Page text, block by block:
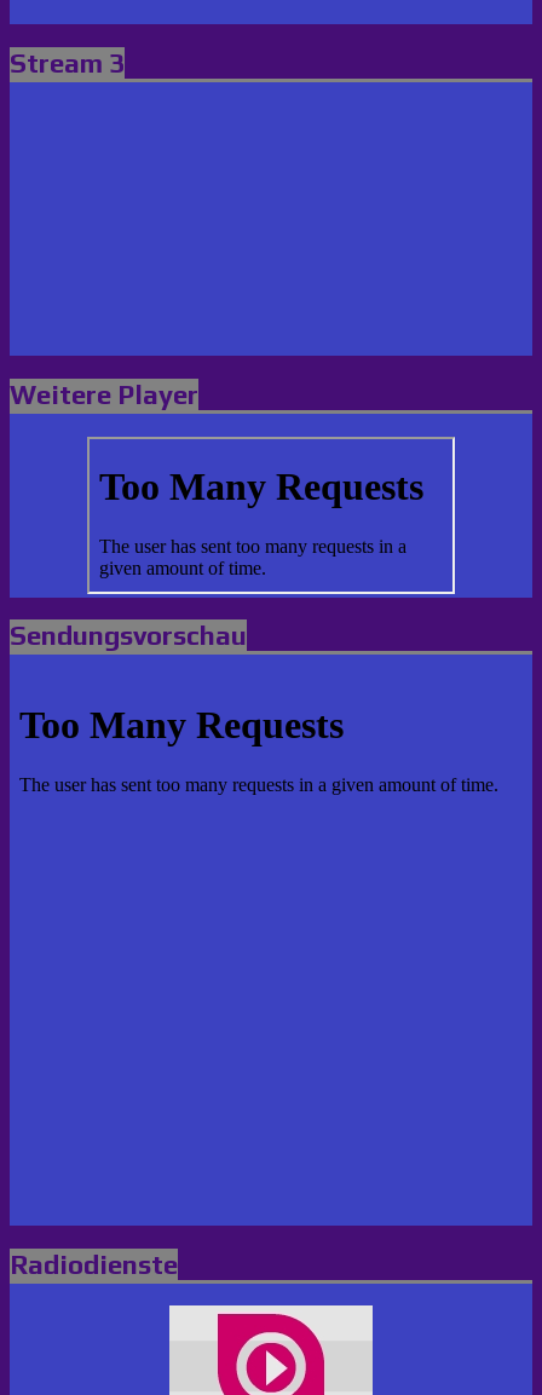
Stream 3
Weitere Player
Sendungsvorschau
Radiodienste